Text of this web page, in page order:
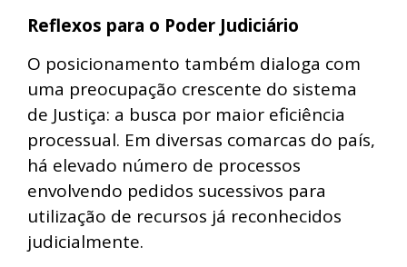
Reflexos para o Poder Judiciário
O posicionamento também dialoga com
uma preocupação crescente do sistema
de Justiça: a busca por maior eficiência
processual. Em diversas comarcas do país,
há elevado número de processos
envolvendo pedidos sucessivos para
utilização de recursos já reconhecidos
judicialmente.